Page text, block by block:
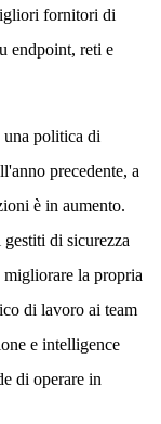
fornitori di
endpoint, reti e
politica di
precedente, a
è in aumento.
di sicurezza
la propria
di lavoro ai team
e intelligence
di operare in